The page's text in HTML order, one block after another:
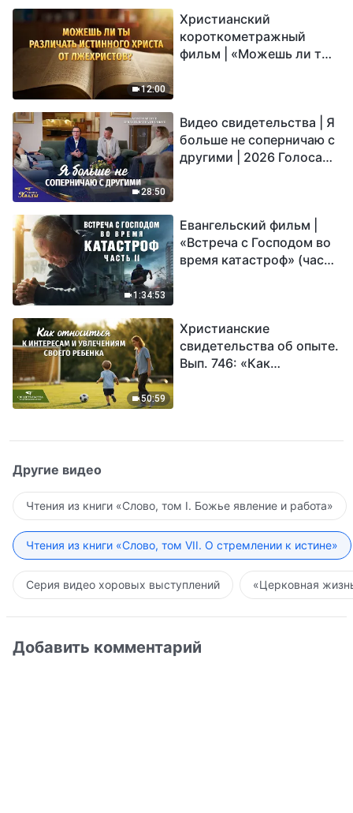
12:00
Христианский
короткометражный
фильм | «Можешь ли ты
28:50
Видео свидетельства | Я
больше не соперничаю с
другими | 2026 Голоса
1:34:53
Евангельский фильм |
«Встреча с Господом во
время катастроф» (часть
спасение?
50:59
Христианские
свидетельства об опыте.
Вып. 746: «Как
Другие видео
Чтения из книги «Слово, том I. Божье явление и работа»
Чтения из книги «Слово, том VII. О стремлении к истине»
Серия видео хоровых выступлений «Церковная
Добавить комментарий